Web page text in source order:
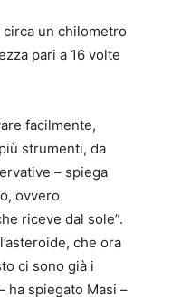
circa un chilometro
pari a 16 volte
facilmente,
strumenti, da
– spiega
ovvero
riceve dal sole”.
che ora
ci sono già i
ha spiegato Masi –